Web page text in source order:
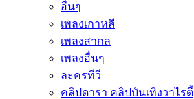
อื่นๆ
เพลงเกาหลี
เพลงสากล
เพลงอื่นๆ
ละครทีวี
คลิปดารา คลิปบันเทิงวาไรตี้